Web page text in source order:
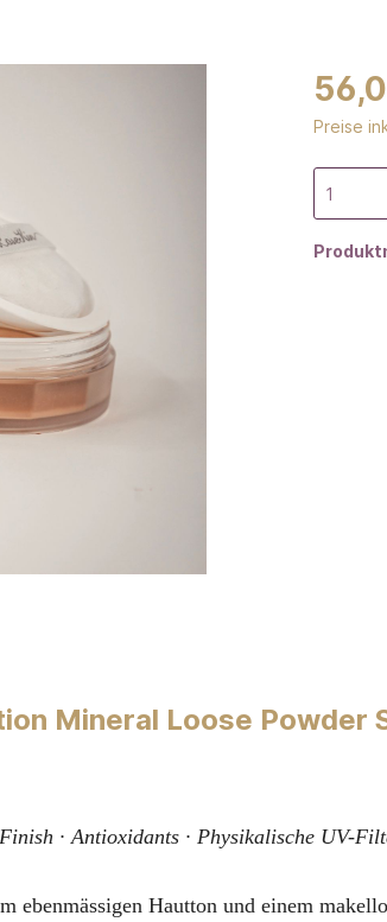
Preise
Mineral Loose Powder
· Antioxidants · Physikalische UV-
Hautton und einem